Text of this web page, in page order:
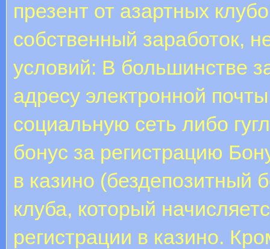
презент от азартных
собственный заработок,
условий: В большинстве
адресу электронной
социальную сеть либо
бонус за регистрацию
в казино (бездепозитный
клуба, который
регистрации в казино.